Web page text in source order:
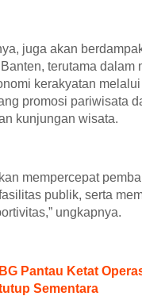
juga akan
terutama dalam
kerakyatan
promosi pariwisata
kunjungan wisata.
mempercepat
publik, serta
ungkapnya.
Pantau Ketat
Sementara